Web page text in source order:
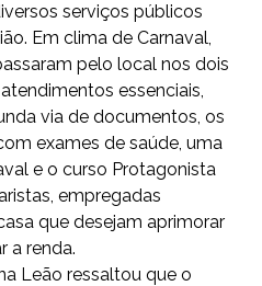
serviços públicos
Em clima de Carnaval,
pelo local nos dois
essenciais,
via de documentos, os
exames de saúde, uma
e o curso Protagonista
empregadas
que desejam aprimorar
a renda.
Leão ressaltou que o